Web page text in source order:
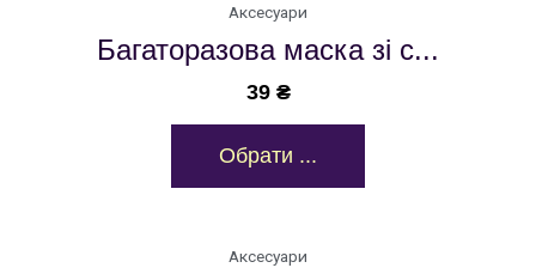
Аксесуари
Багаторазова маска зі с...
39 ₴
Обрати ...
Аксесуари